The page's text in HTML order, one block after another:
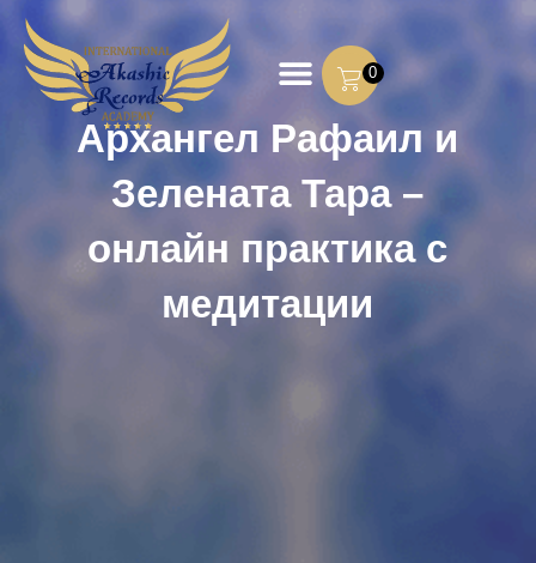
0
Архангел Рафаил и
Зелената Тара –
онлайн практика с
медитации